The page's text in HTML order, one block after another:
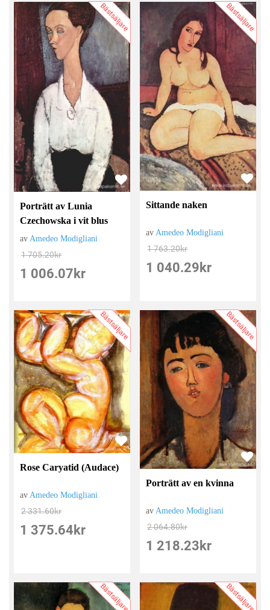
Bästsäljare
Porträtt av Lunia
Czechowska i vit blus
avAmedeo Modigliani
1 705.20kr
1 006.07 kr
Bästsäljare
Sittande naken
av Amedeo Modigliani
1 763.20kr
1 040.29 kr
Bästsäljare
Rose Caryatid (Audace)
avAmedeo Modigliani
2 331.60kr
1 375.64 kr
Bästsäljare
Porträtt av en kvinna
av Amedeo Modigliani
2 064.80kr
1 218.23 kr
Bästsäljare Bästsäljare